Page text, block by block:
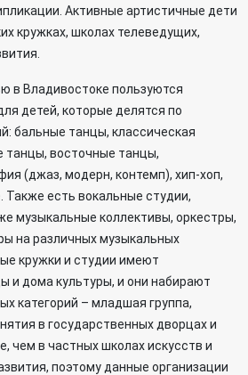
Активные артистичные дети
кружках, школах телеведущих,
в Владивостоке пользуются
детей, которые делятся по
бальные танцы, классическая
танцы, восточные танцы,
(джаз, модерн, контемп), хип-хоп,
Также есть вокальные студии,
музыкальные коллективы, оркестры,
на различных музыкальных
кружки и студии имеют
и дома культуры, и они набирают
категорий – младшая группа,
в государственных дворцах и
чем в частных школах искусств и
поэтому данные организации